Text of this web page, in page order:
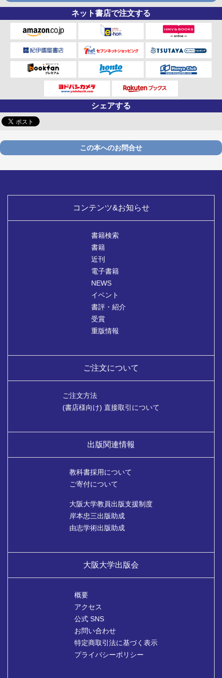
ネット書店で注文する
シェアする
この本へのお問合せ
コンテンツ&お知らせ
書籍検索
書籍
近刊
電子書籍
NEWS
イベント
書評・紹介
受賞
重版情報
ご注文について
ご注文方法
(書店様向け) 直接取引について
出版関連情報
教科書採用について
ご寄付について
大阪大学教員出版支援制度
岸本忠三出版助成
由志学術出版助成
大阪大学出版会
概要
アクセス
公式 SNS
お問い合わせ
特定商取引法に基づく表示
プライバシーポリシー